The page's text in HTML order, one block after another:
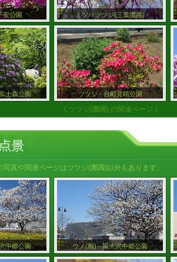
安公園 ミツバツツジ(三葉躑躅)
士森公園 ツツジ - 台町見晴公園
《 ツツジ(躑躅) の関連ページ 》
写真や関連ページはツツジ(躑躅)以外もあります。
中郷公園 ウメ(梅) - 南大沢中郷公園